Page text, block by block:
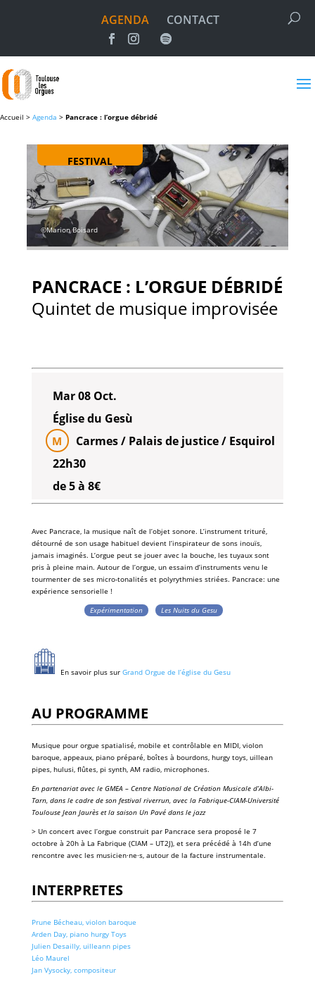
AGENDA CONTACT
Accueil > Agenda > Pancrace : l’orgue débridé
FESTIVAL
©Marion Boisard
PANCRACE : L’ORGUE DÉBRIDÉ
Quintet de musique improvisée
Mar 08 Oct.
Église du Gesù
M
Carmes / Palais de justice / Esquirol
22h30
de 5 à 8€
Avec Pancrace, la musique naît de l’objet sonore. L’instrumenttrituré,
détourné de son usage habituel devient l’inspirateur de sonsinouïs,
jamais imaginés. L’orgue peut se jouer avec la bouche, les tuyauxsont
pris à pleine main. Autour de l’orgue, un essaim d’instrumentsvenu le
tourmenter de ses micro-tonalitéset polyrythmiesstriées. Pancrace: une
expérience sensorielle !
Expérimentation
Les Nuits du Gesu
En savoir plus sur Grand Orgue de l’église du Gesu
AU PROGRAMME
Musique pour orgue spatialisé, mobile et contrôlable en MIDI, violon
baroque, appeaux, piano préparé, boîtes à bourdons, hurgy toys, uillean
pipes, hulusi, flûtes, pi synth, AM radio, microphones.
En partenariat avec le GMEA – Centre National de Création Musicale d’Albi-
Tarn, dans le cadre de son festival riverrun, avec la Fabrique-CIAM-Université
Toulouse Jean Jaurès et la saison Un Pavé dans le jazz
> Un concert avec l’orgue construit par Pancrace sera proposé le 7
octobre à 20h à La Fabrique (CIAM – UT2J), et sera précédé à 14h d’une
rencontre avec les musicien·ne·s, autour de la facture instrumentale.
INTERPRETES
Prune Bécheau, violon baroque
Arden Day, piano hurgy Toys
Julien Desailly, uilleann pipes
Léo Maurel
Jan Vysocky, compositeur